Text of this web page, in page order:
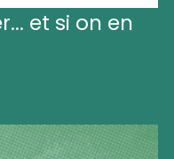
et si on en